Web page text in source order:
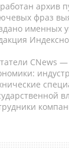
архив
фраз
именных
CNews